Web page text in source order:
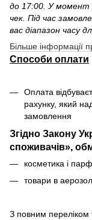
до 17:00. У момент
чек. Під час
вас діапазон часу
Більше інформації
Способи оплати
Оплата
рахунку, який
замовлення
Згідно Закону
споживачів»,
косметика і
товари в
З повним переліком